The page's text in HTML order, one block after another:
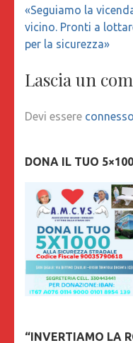
«Seguiamo la
vicino. Pronti a
per la sicurezza»
Lascia un
Devi essere connesso
DONA IL TUO
“INVERTIAMO LA